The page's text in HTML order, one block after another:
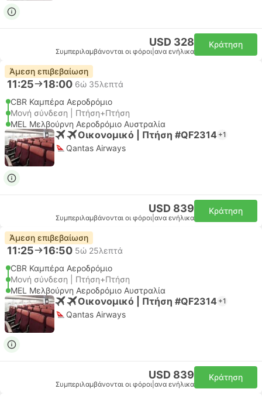
USD 328
Συμπεριλαμβάνονται οι φόροι ανα ενήλικα
Κράτηση
Άμεση επιβεβαίωση
11:25 18:00 6ώ 35λεπτά
CBR Καμπέρα Αεροδρόμιο
Μονή σύνδεση | Πτήση+Πτήση
MEL Μελβούρνη Αεροδρόμιο Αυστραλία
Οικονομικό | Πτήση #QF2314 +1
Qantas Airways
USD 839
Συμπεριλαμβάνονται οι φόροι ανα ενήλικα
Κράτηση
Άμεση επιβεβαίωση
11:25 16:50 5ώ 25λεπτά
CBR Καμπέρα Αεροδρόμιο
Μονή σύνδεση | Πτήση+Πτήση
MEL Μελβούρνη Αεροδρόμιο Αυστραλία
Οικονομικό | Πτήση #QF2314 +1
Qantas Airways
USD 839
Συμπεριλαμβάνονται οι φόροι ανα ενήλικα
Κράτηση